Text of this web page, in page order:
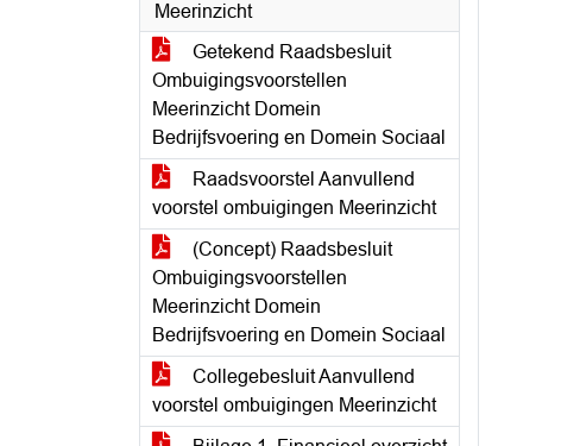
Meerinzicht
Getekend Raadsbesluit
Ombuigingsvoorstellen
Meerinzicht Domein
Bedrijfsvoering en Domein Sociaal
Raadsvoorstel Aanvullend
voorstel ombuigingen Meerinzicht
(Concept) Raadsbesluit
Ombuigingsvoorstellen
Meerinzicht Domein
Bedrijfsvoering en Domein Sociaal
Collegebesluit Aanvullend
voorstel ombuigingen Meerinzicht